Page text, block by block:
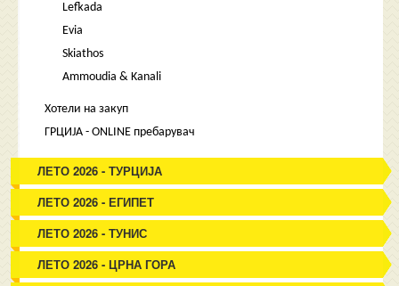
Lefkada
Evia
Skiathos
Ammoudia & Kanali
Хотели на закуп
ГРЦИЈА - ONLINE пребарувач
ЛЕТО 2026 - ТУРЦИЈА
ЛЕТО 2026 - ЕГИПЕТ
ЛЕТО 2026 - ТУНИС
ЛЕТО 2026 - ЦРНА ГОРА